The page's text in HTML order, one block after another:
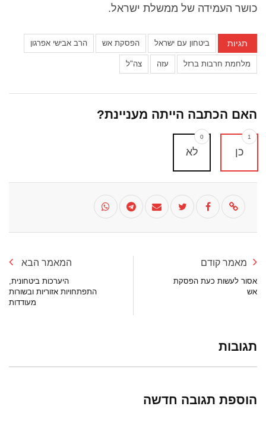
כושר העמידה של ממשלת ישראל.
תגיות ביטחון עם ישראל הפסקת אש הרב אבישי אפרגון
מלחמת חרבות ברזל עזה צה"ל
האם הכתבה הייתה מעניינת?
כן
1
לא
0
מאמר קודם
אסור לעשות כעת הפסקת
אש
המאמר הבא
היערכות ביטחונית,
התפתחויות אזוריות ובשורות
מעודדות
תגובות
הוספת תגובה חדשה